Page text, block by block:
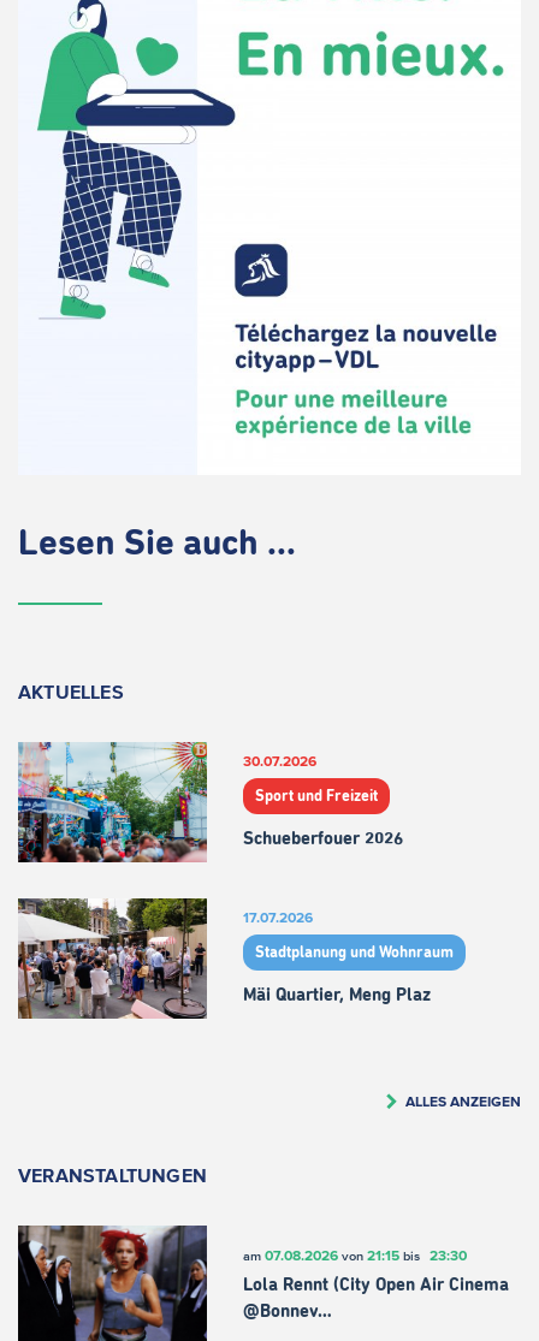
Lesen Sie auch ...
AKTUELLES
30.07.2026
Sport und Freizeit
Schueberfouer 2026
17.07.2026
Stadtplanung und Wohnraum
Mäi Quartier, Meng Plaz
ALLES ANZEIGEN
VERANSTALTUNGEN
am 07.08.2026von 21:15bis 23:30
Lola Rennt (City Open Air Cinema
@Bonnev…